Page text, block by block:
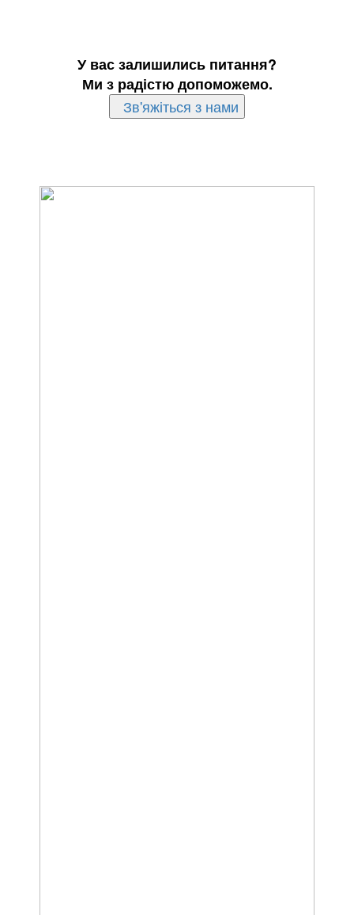
У вас залишились питання?
Ми з радістю допоможемо.
Зв'яжіться з нами